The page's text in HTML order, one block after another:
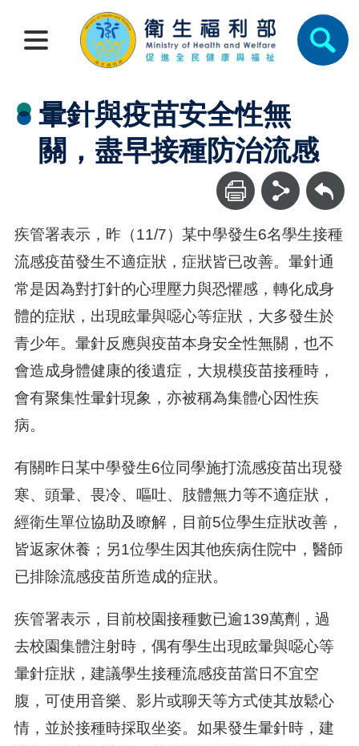
暈針與疫苗安全性無
關，盡早接種防治流感
回上一頁
疾管署表示，昨（11/7）某中學發生6名學生接種
流感疫苗發生不適症狀，症狀皆已改善。暈針通
常是因為對打針的心理壓力與恐懼感，轉化成身
體的症狀，出現眩暈與噁心等症狀，大多發生於
青少年。暈針反應與疫苗本身安全性無關，也不
會造成身體健康的後遺症，大規模疫苗接種時，
會有聚集性暈針現象，亦被稱為集體心因性疾
病。
有關昨日某中學發生6位同學施打流感疫苗出現發
寒、頭暈、畏冷、嘔吐、肢體無力等不適症狀，
經衛生單位協助及瞭解，目前5位學生症狀改善，
皆返家休養；另1位學生因其他疾病住院中，醫師
已排除流感疫苗所造成的症狀。
疾管署表示，目前校園接種數已逾139萬劑，過
去校園集體注射時，偶有學生出現眩暈與噁心等
暈針症狀，建議學生接種流感疫苗當日不宜空
腹，可使用音樂、影片或聊天等方式使其放鬆心
情，並於接種時採取坐姿。如果發生暈針時，建